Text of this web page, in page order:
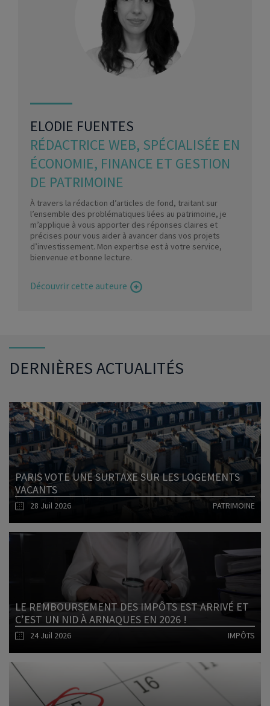
ELODIE FUENTES
RÉDACTRICE WEB, SPÉCIALISÉE EN
ÉCONOMIE, FINANCE ET GESTION
DE PATRIMOINE
À travers la rédaction d’articles de fond, traitant sur
l’ensemble des problématiques liées au patrimoine, je
m’applique à vous apporter des réponses claires et
précises pour vous aider à avancer dans vos projets
d’investissement. Mon expertise est à votre service,
bienvenue et bonne lecture.
Découvrir cette auteure
DERNIÈRES ACTUALITÉS
PARIS VOTE UNE SURTAXE SUR LES LOGEMENTS
VACANTS
28 Juil 2026 PATRIMOINE
LE REMBOURSEMENT DES IMPÔTS EST ARRIVÉ ET
C’EST UN NID À ARNAQUES EN 2026 !
24 Juil 2026 IMPÔTS
Lire l'article